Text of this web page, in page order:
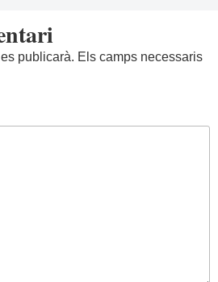
publicarà. Els camps necessaris